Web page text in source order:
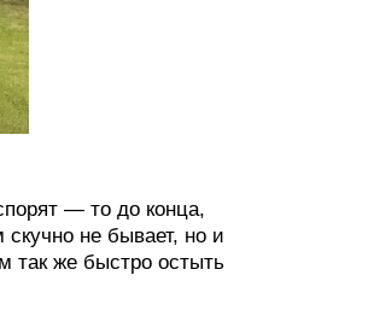
— то до конца,
не бывает, но и
так же быстро остыть